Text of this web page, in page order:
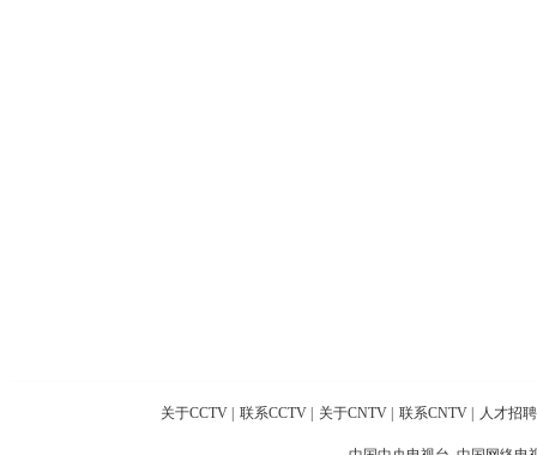
关于CCTV 联系CCTV 关于CNTV 联系CNTV 人才招聘